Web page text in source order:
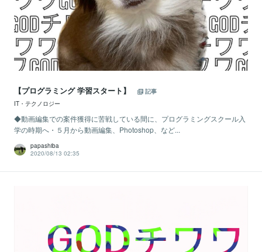
【プログラミング 学習スタート】
記事
IT・テクノロジー
◆動画編集での案件獲得に苦戦している間に、プログラミングスクール入
学の時期へ・５月から動画編集、Photoshop、など...
papashiba
2020/08/13 02:35